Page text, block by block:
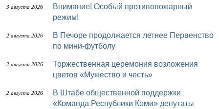
3 августа 2026
Внимание! Особый противопожарный
режим!
2 августа 2026
В Печоре продолжается летнее Первенство
по мини-футболу
2 августа 2026
Торжественная церемония возложения
цветов «Мужество и честь»
2 августа 2026
В Штабе общественной поддержки
«Команда Республики Коми» депутаты